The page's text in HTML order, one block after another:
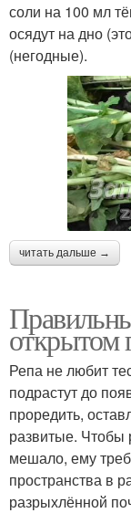
соли на 100 мл
осядут на дно
(негодные).
читать дальше →
открытом
Репа не любит
подрастут до
проредить,
развитые. Чтобы
мешало, ему
пространства в
разрыхлённой